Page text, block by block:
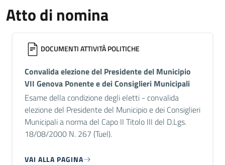
Atto di nomina
DOCUMENTI ATTIVITÀ POLITICHE
Convalida elezione del Presidente del Municipio
VII Genova Ponente e dei Consiglieri Municipali
Esame della condizione degli eletti - convalida
elezione del Presidente del Municipio e dei Consiglieri
Municipali a norma del Capo II Titolo III del D.Lgs.
18/08/2000 N. 267 (Tuel).
VAI ALLA PAGINA